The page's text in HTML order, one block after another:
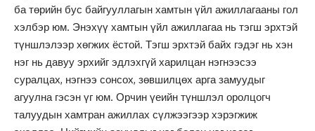
ба төрийн бус байгууллагын хамтын үйл ажиллагааны гол
хэлбэр юм. Энэхүү хамтын үйл ажиллагаа нь тэгш эрхтэй
түншлэлээр хөгжих ёстой. Тэгш эрхтэй байх гэдэг нь хэн
нэг нь давуу эрхийг эдлэхгүй харилцан нэгнээсээ
суралцах, нэгнээ сонсох, зөвшилцөх арга замуудыг
агуулна гэсэн үг юм. Орчин үеийн түншлэл оролцогч
талуудын хамтран ажиллах сүлжээгээр хэрэгжиж